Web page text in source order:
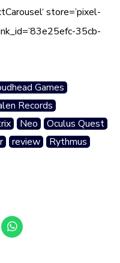
store=’pixel-
35cb-
Games
Records
Neo
Oculus Quest
review
Rythmus